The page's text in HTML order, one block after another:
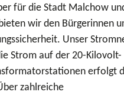
für die Stadt Malchow
wir den Bürgerinnen
Unser
Strom auf der 20-Kilovolt-
erfolgt
zahlreiche